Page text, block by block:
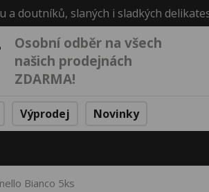
a doutníků, slaných i sladkých
Osobní odběr na všech
našich prodejnách
ZDARMA!
Výprodej Novinky
Bianco 5ks